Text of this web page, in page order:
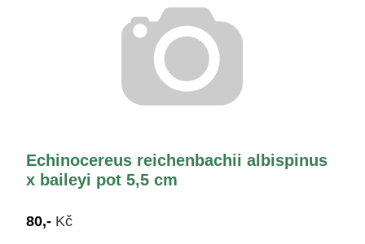
Echinocereus reichenbachii albispinus
x baileyi pot 5,5 cm
80,- Kč